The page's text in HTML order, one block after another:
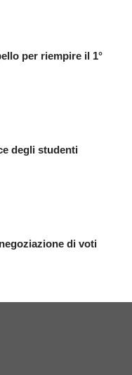
per riempire il 1°
degli studenti
di voti